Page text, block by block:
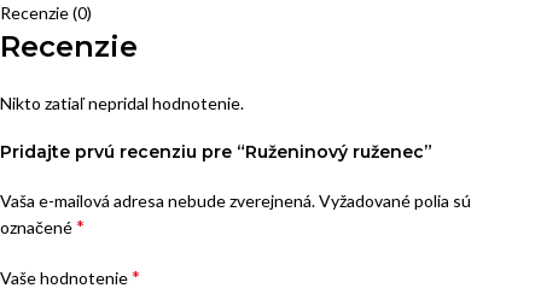
Recenzie (0)
Recenzie
Nikto zatiaľ nepridal hodnotenie.
Pridajte prvú recenziu pre “Ruženinový ruženec”
Vaša e-mailová adresa nebude zverejnená.Vyžadované polia sú
označené*
Vaše hodnotenie*